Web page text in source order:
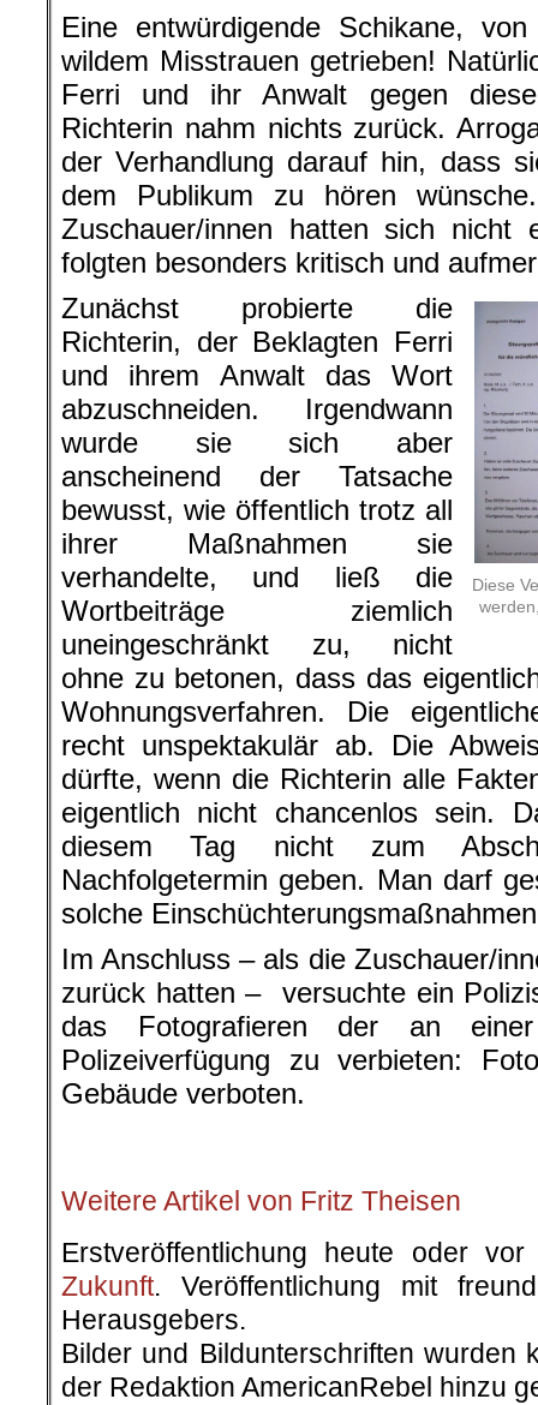
Eine entwürdigende Schikane,
wildem Misstrauen getrieben!
Ferri und ihr Anwalt gegen
Richterin nahm nichts zurück.
der Verhandlung darauf hin, dass
dem Publikum zu hören
Zuschauer/innen hatten sich nicht
folgten besonders kritisch und
Diese
Zunächst probierte die
Richterin, der Beklagten Ferri
und ihrem Anwalt das Wort
abzuschneiden. Irgendwann
wurde sie sich aber
anscheinend der Tatsache
bewusst, wie öffentlich trotz all
ihrer Maßnahmen sie
verhandelte, und ließ die
Wortbeiträge ziemlich
uneingeschränkt zu, nicht
ohne zu betonen, dass das
Wohnungsverfahren. Die
recht unspektakulär ab. Die
dürfte, wenn die Richterin alle
eigentlich nicht chancenlos sein.
diesem Tag nicht zum
Nachfolgetermin geben. Man darf
solche
Im Anschluss – als die Zuschauer/
zurück hatten – versuchte ein
das Fotografieren der an einer
Polizeiverfügung zu verbieten:
Gebäude verboten.
Weitere Artikel von Fritz Theisen
Erstveröffentlichung heute oder
Zukunft. Veröffentlichung mit
Herausgebers.
Bilder und Bildunterschriften wurden
der Redaktion AmericanRebel hinzu